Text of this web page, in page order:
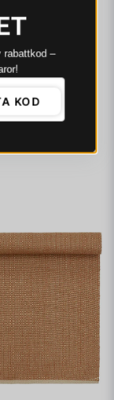
- 4-8 dagar
rabattkod –
KOD